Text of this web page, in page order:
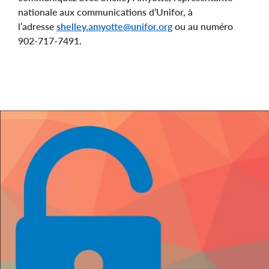
nationale aux communications d’Unifor, à
l’adresse shelley.amyotte@unifor.org ou au numéro
902-717-7491.